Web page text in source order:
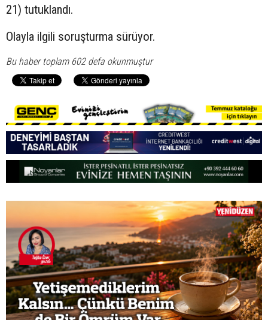
21) tutuklandı.
Olayla ilgili soruşturma sürüyor.
Bu haber toplam 602 defa okunmuştur